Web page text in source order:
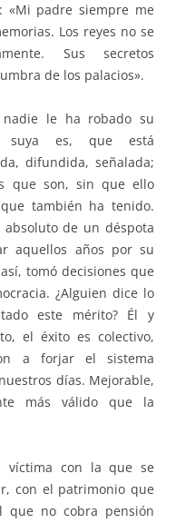
«Mi padre siempre me
Los reyes no se
Sus secretos
de los palacios».
le ha robado su
suya es, que está
difundida, señalada;
que son, sin que ello
también ha tenido.
de un déspota
aquellos años por su
tomó decisiones que
¿Alguien dice lo
este mérito? Él y
el éxito es colectivo,
a forjar el sistema
días. Mejorable,
más válido que la
víctima con la que se
con el patrimonio que
que no cobra pensión